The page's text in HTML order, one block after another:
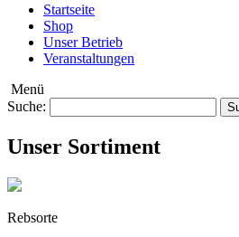
Startseite
Shop
Unser Betrieb
Veranstaltungen
Menü
Suche:
Unser Sortiment
Rebsorte